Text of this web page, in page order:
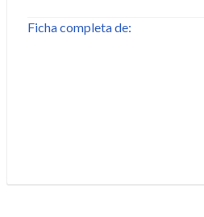
Ficha completa de: